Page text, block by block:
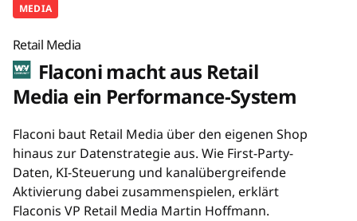
MEDIA
Retail Media
Flaconi macht aus Retail
Media ein Performance-System
Flaconi baut Retail Media über den eigenen Shop
hinaus zur Datenstrategie aus. Wie First-Party-
Daten, KI-Steuerung und kanalübergreifende
Aktivierung dabei zusammenspielen, erklärt
Flaconis VP Retail Media Martin Hoffmann.